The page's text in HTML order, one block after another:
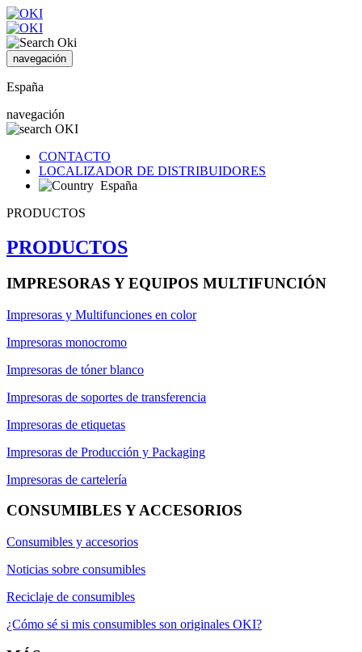
navegación
España
navegación
CONTACTO
LOCALIZADOR DE DISTRIBUIDORES
España
PRODUCTOS
PRODUCTOS
IMPRESORAS Y EQUIPOS MULTIFUNCIÓN
Impresoras y Multifunciones en color
Impresoras monocromo
Impresoras de tóner blanco
Impresoras de soportes de transferencia
Impresoras de etiquetas
Impresoras de Producción y Packaging
Impresoras de cartelería
CONSUMIBLES Y ACCESORIOS
Consumibles y accesorios
Noticias sobre consumibles
Reciclaje de consumibles
¿Cómo sé si mis consumibles son originales OKI?